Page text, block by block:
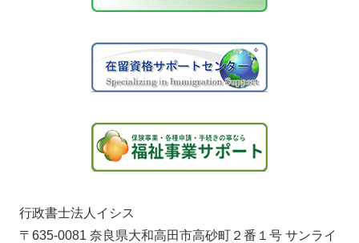
行政書士法人イシス
〒635-0081 奈良県大和高田市高砂町２番１号 サンライ